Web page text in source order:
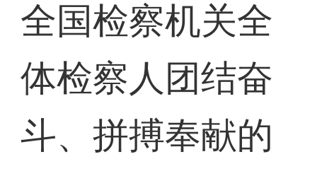
全国检察机关全
体检察人团结奋
斗、拼搏奉献的